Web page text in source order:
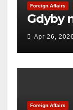
Foreign Affairs
Gdyby
Apr 26, 2026
Foreign Affairs